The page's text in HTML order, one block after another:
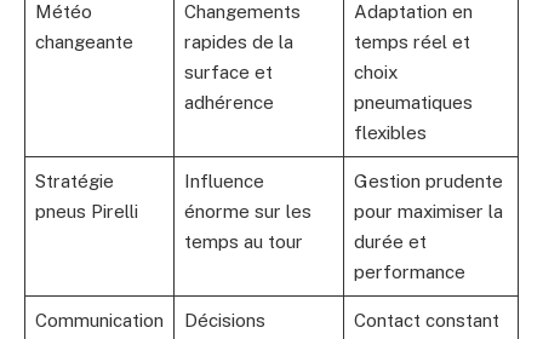
Météo
changeante
Changements
rapides de la
surface et
adhérence
Adaptation en
temps réel et
choix
pneumatiques
flexibles
Stratégie
pneus Pirelli
Influence
énorme sur les
temps au tour
Gestion prudente
pour maximiser la
durée et
performance
Communication
Décisions
Contact constant